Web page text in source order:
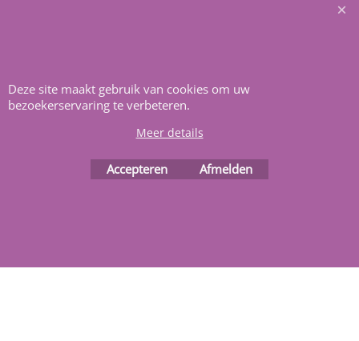
Heeft u vragenmail ons.
Deze site maakt gebruik van cookies om uw
bezoekerservaring te verbeteren.
Meer details
Accepteren Afmelden